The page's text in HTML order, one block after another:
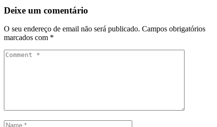
Deixe um comentário
O seu endereço de email não será publicado. Campos obrigatórios
marcados com *